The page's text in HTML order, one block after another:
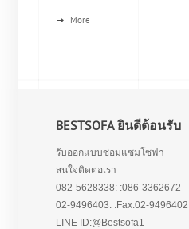
More
BESTSOFA ยินดีต้อนรับ
รับออกแบบซ่อมแซมโซฟา
สนใจติดต่อเรา
082-5628338: :086-3362672
02-9496403: :Fax:02-9496402
LINE ID:@Bestsofa1